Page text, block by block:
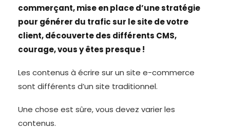
commerçant, mise en place d’une stratégie
pour générer du trafic sur le site de votre
client, découverte des différents CMS,
courage, vous y êtes presque !
Les contenus à écrire sur un site e-commerce
sont différents d’un site traditionnel.
Une chose est sûre, vous devez varier les
contenus.